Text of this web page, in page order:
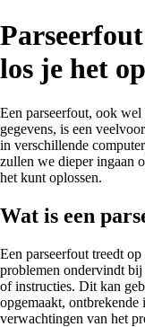
los je het
Een parseerfout, ook wel
gegevens, is een
in verschillende
zullen we dieper ingaan
het kunt oplossen.
Wat is een
Een parseerfout treedt
problemen ondervindt bij
of instructies. Dit kan
opgemaakt,
verwachtingen van het